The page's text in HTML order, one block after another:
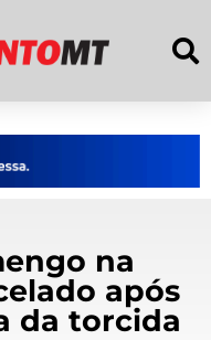
na
após
da torcida